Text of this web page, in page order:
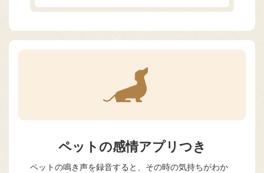
ペットの感情アプリつき
ペットの鳴き声を録音すると、その時の気持ちがわか